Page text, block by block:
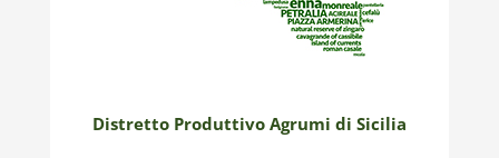
Distretto Produttivo Agrumi di Sicilia